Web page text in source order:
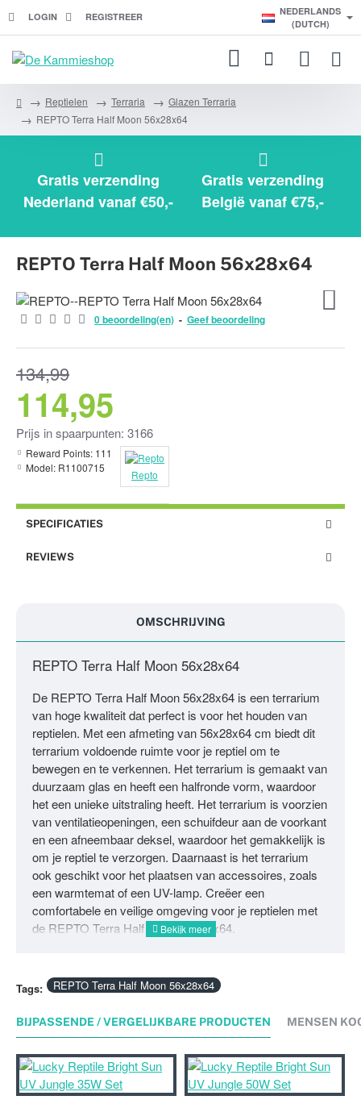
LOGIN REGISTREER
NEDERLANDS
(DUTCH)
Reptielen Terraria
Glazen Terraria
REPTO Terra Half Moon 56x28x64
Gratis verzending
Nederland vanaf €50,-
Gratis verzending
België vanaf €75,-
REPTO Terra Half Moon 56x28x64
0 beoordeling(en) - Geef beoordeling
114,95
134,99
Prijs in spaarpunten: 3166
Reward Points: 111
Model: R1100715
Repto
SPECIFICATIES
REVIEWS
OMSCHRIJVING
REPTO Terra Half Moon 56x28x64
De REPTO Terra Half Moon 56x28x64 is een terrarium
van hoge kwaliteit dat perfect is voor het houden van
reptielen. Met een afmeting van 56x28x64 cm biedt dit
terrarium voldoende ruimte voor je reptiel om te
bewegen en te verkennen. Het terrarium is gemaakt van
duurzaam glas en heeft een halfronde vorm, waardoor
het een unieke uitstraling heeft. Het terrarium is voorzien
van ventilatieopeningen, een schuifdeur aan de voorkant
en een afneembaar deksel, waardoor het gemakkelijk is
om je reptiel te verzorgen. Daarnaast is het terrarium
ook geschikt voor het plaatsen van accessoires, zoals
een warmtemat of een UV-lamp. Creëer een
comfortabele en veilige omgeving voor je reptielen met
de REPTO Terra Half Moon 56x28x64.
Tags: REPTO Terra Half Moon 56x28x64
BIJPASSENDE / VERGELIJKBARE PRODUCTEN MENSEN